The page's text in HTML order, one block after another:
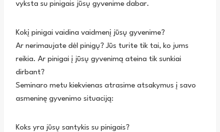
vyksta su pinigais jūsų gyvenime dabar.
Kokį pinigai vaidina vaidmenį jūsų gyvenime?
Ar nerimaujate dėl pinigų? Jūs turite tik tai, ko jums
reikia. Ar pinigai į jūsų gyvenimą ateina tik sunkiai
dirbant?
Seminaro metu kiekvienas atrasime atsakymus į savo
asmeninę gyvenimo situaciją:
Koks yra jūsų santykis su pinigais?